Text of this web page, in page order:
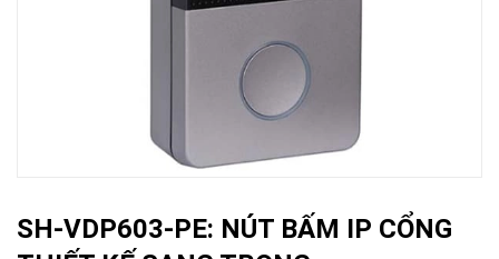
SH-VDP603-PE: NÚT BẤM IP CỔNG